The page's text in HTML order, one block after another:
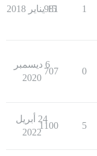
1
981
15 يناير 2018
0
707
6 ديسمبر
2020
5
1100
24 أبريل
2022